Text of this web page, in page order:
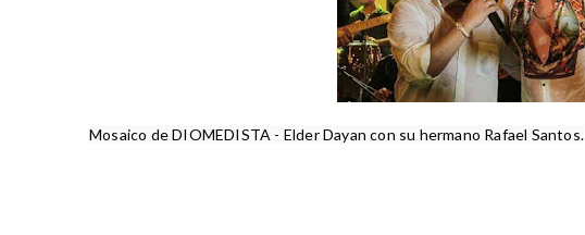
Mosaico de DIOMEDISTA - Elder Dayan con su hermano Rafael Santos.